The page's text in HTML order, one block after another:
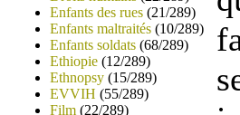
Enfants des rues (21/289)
Enfants maltraités (10/289)
Enfants soldats (68/289)
Ethiopie (12/289)
Ethnopsy (15/289)
EVVIH (55/289)
Film (22/289)